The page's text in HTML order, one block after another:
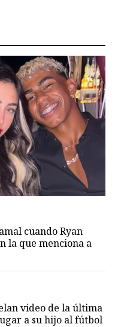
cuando Ryan
la que menciona a
video de la última
a su hijo al fútbol